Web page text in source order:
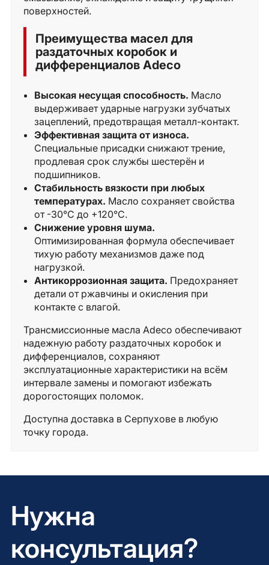
поверхностей.
Преимущества масел для
раздаточных коробок и
дифференциалов Adeco
Высокая несущая способность. Масло
выдерживает ударные нагрузки зубчатых
зацеплений, предотвращая металл-контакт.
Эффективная защита от износа.
Специальные присадки снижают трение,
продлевая срок службы шестерён и
подшипников.
Стабильность вязкости при любых
температурах. Масло сохраняет свойства
от -30°C до +120°C.
Снижение уровня шума.
Оптимизированная формула обеспечивает
тихую работу механизмов даже под
нагрузкой.
Антикоррозионная защита. Предохраняет
детали от ржавчины и окисления при
контакте с влагой.
Трансмиссионные масла Adeco обеспечивают
надежную работу раздаточных коробок и
дифференциалов, сохраняют
эксплуатационные характеристики на всём
интервале замены и помогают избежать
дорогостоящих поломок.
Доступна доставка в Серпухове в любую
точку города.
Нужна
консультация?